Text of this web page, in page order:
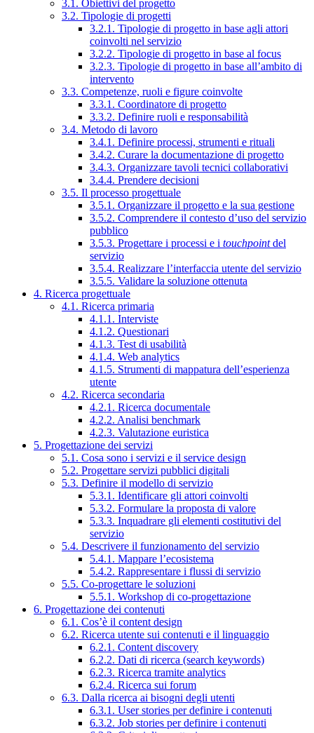
3.1. Obiettivi del progetto
3.2. Tipologie di progetti
3.2.1. Tipologie di progetto in base agli attori
coinvolti nel servizio
3.2.2. Tipologie di progetto in base al focus
3.2.3. Tipologie di progetto in base all’ambito di
intervento
3.3. Competenze, ruoli e figure coinvolte
3.3.1. Coordinatore di progetto
3.3.2. Definire ruoli e responsabilità
3.4. Metodo di lavoro
3.4.1. Definire processi, strumenti e rituali
3.4.2. Curare la documentazione di progetto
3.4.3. Organizzare tavoli tecnici collaborativi
3.4.4. Prendere decisioni
3.5. Il processo progettuale
3.5.1. Organizzare il progetto e la sua gestione
3.5.2. Comprendere il contesto d’uso del servizio
pubblico
3.5.3. Progettare i processi e i touchpointdel
servizio
3.5.4. Realizzare l’interfaccia utente del servizio
3.5.5. Validare la soluzione ottenuta
4. Ricerca progettuale
4.1. Ricerca primaria
4.1.1. Interviste
4.1.2. Questionari
4.1.3. Test di usabilità
4.1.4. Web analytics
4.1.5. Strumenti di mappatura dell’esperienza
utente
4.2. Ricerca secondaria
4.2.1. Ricerca documentale
4.2.2. Analisi benchmark
4.2.3. Valutazione euristica
5. Progettazione dei servizi
5.1. Cosa sono i servizi e il service design
5.2. Progettare servizi pubblici digitali
5.3. Definire il modello di servizio
5.3.1. Identificare gli attori coinvolti
5.3.2. Formulare la proposta di valore
5.3.3. Inquadrare gli elementi costitutivi del
servizio
5.4. Descrivere il funzionamento del servizio
5.4.1. Mappare l’ecosistema
5.4.2. Rappresentare i flussi di servizio
5.5. Co-progettare le soluzioni
5.5.1. Workshop di co-progettazione
6. Progettazione dei contenuti
6.1. Cos’è il content design
6.2. Ricerca utente sui contenuti e il linguaggio
6.2.1. Content discovery
6.2.2. Dati di ricerca (search keywords)
6.2.3. Ricerca tramite analytics
6.2.4. Ricerca sui forum
6.3. Dalla ricerca ai bisogni degli utenti
6.3.1. User stories per definire i contenuti
6.3.2. Job stories per definire i contenuti